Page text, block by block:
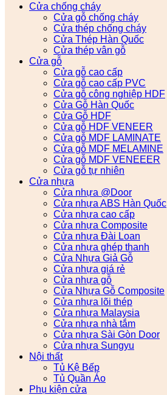
Cửa chống cháy
Cửa gỗ chống cháy
Cửa thép chống cháy
Cửa Thép Hàn Quốc
Cửa thép vân gỗ
Cửa gỗ
Cửa gỗ cao cấp
Cửa gỗ cao cấp PVC
Cửa gỗ công nghiệp HDF
Cửa Gỗ Hàn Quốc
Cửa Gỗ HDF
Cửa gỗ HDF VENEER
Cửa gỗ MDF LAMINATE
Cửa gỗ MDF MELAMINE
Cửa gỗ MDF VENEEER
Cửa gỗ tự nhiên
Cửa nhựa
Cửa nhựa @Door
Cửa nhựa ABS Hàn Quốc
Cửa nhựa cao cấp
Cửa nhựa Composite
Cửa nhựa Đài Loan
Cửa nhựa ghép thanh
Cửa Nhựa Giả Gỗ
Cửa nhựa giá rẻ
Cửa nhựa gỗ
Cửa Nhựa Gỗ Composite
Cửa nhựa lõi thép
Cửa nhựa Malaysia
Cửa nhựa nhà tắm
Cửa nhựa Sài Gòn Door
Cửa nhựa Sungyu
Nội thất
Tủ Kệ Bếp
Tủ Quần Áo
Phụ kiện cửa